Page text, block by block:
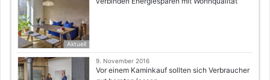
Aktuell
9. November 2016
Vor einem Kaminkauf sollten sich Verbraucher